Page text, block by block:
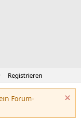
Registrieren
Forum-